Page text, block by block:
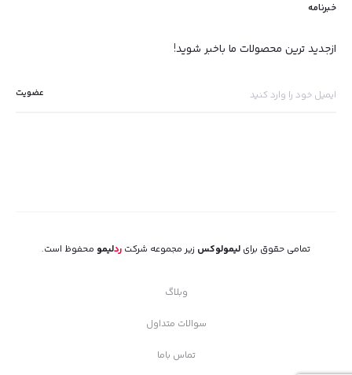
خبرنامه
ازجدید ترین محصولات ما باخبر شوید!
تمامی حقوق برای لیمولوکس زیر مجموعه شرکت ردلیمو محفوظ است.
وبلاگ
سوالات متداول
تماس باما